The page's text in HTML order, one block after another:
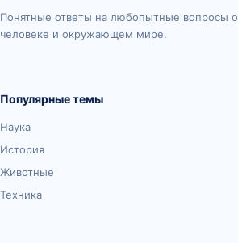
Понятные ответы на любопытные вопросы о
человеке и окружающем мире.
Популярные темы
Наука
История
Животные
Техника